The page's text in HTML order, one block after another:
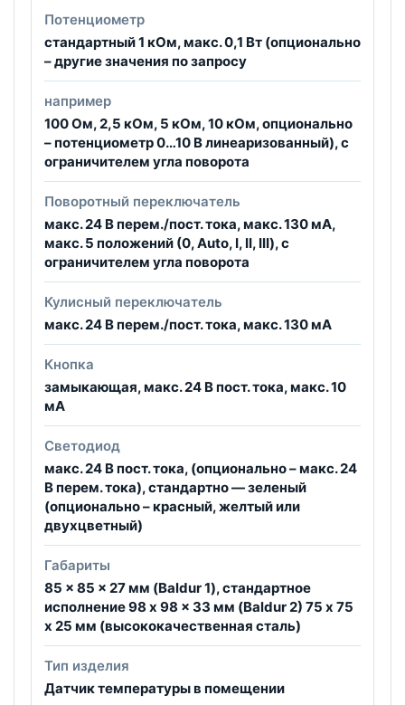
Потенциометр
стандартный 1 кОм, макс. 0,1 Вт (опционально
– другие значения по запросу
например
100 Ом, 2,5 кОм, 5 кОм, 10 кОм, опционально
– потенциометр 0…10 B линеаризованный), с
ограничителем угла поворота
Поворотный переключатель
макс. 24 В перем./пост. тока, макс. 130 мА,
макс. 5 положений (0, Auto, I, II, III), с
ограничителем угла поворота
Кулисный переключатель
макс. 24 В перем./пост. тока, макс. 130 мА
Кнопка
замыкающая, макс. 24 B пост. тока, макс. 10
мА
Светодиод
макс. 24 В пост. тока, (опционально – макс. 24
В перем. тока), стандартно — зеленый
(опционально – красный, желтый или
двухцветный)
Габариты
85 x 85 x 27 мм (Baldur 1), стандартное
исполнение 98 x 98 x 33 мм (Baldur 2) 75 x 75
x 25 мм (высококачественная сталь)
Тип изделия
Датчик температуры в помещении